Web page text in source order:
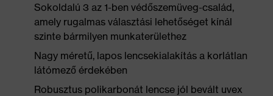
Sokoldalú 3 az 1-ben védőszemüveg-család,
amely rugalmas választási lehetőséget kínál
szinte bármilyen munkaterülethez
Nagy méretű, lapos lencsekialakítás a korlátlan
látómező érdekében
Robusztus polikarbonát lencse jól bevált uvex